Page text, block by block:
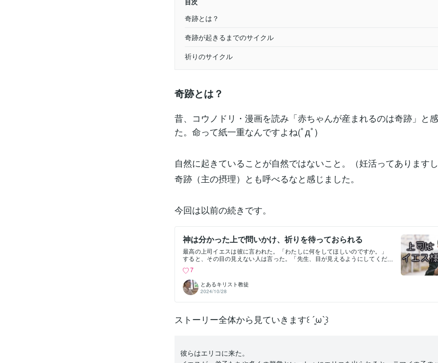
奇跡とは？
奇跡が起きるまでのサイクル
祈りのサイクル
奇跡とは？
昔、コウノドリ・漫画を読み「赤ちゃんが産まれるのは奇跡」と
た。命って紙一重なんですよね(ﾟдﾟ)
自然に起きていることが自然ではないこと。（妊活ってありますし
奇跡（主の摂理）とも呼べるなと感じました。
今回は以前の続きです。
神は分かった上で問いかけ、祈りを待っておられる
最高の上司イエスは彼に言われた。「わたしに何をしてほしいのですか。」
すると、その目の見えない人は言った。「先生、目が見えるようにしてくだ
りのイエス様に大声で叫んで来てもらい、目を癒してもらう前のセリフで
す。 前提としてイエス様は神の子であり、全知全能であられます。しか
し、イエスご自身は、彼らに自分をお任せにならなかった。すべての人を知
っていたので、人についてだれの証言も必要とされなかったからである。イ
エスは、人のうちに何があるかを知っておられたのである。ヨハネの福音
と問いました。私たちの返信（祈り）を待っておられます。すぐに答えを渡
さない。部下を成長させるために考える力を（祈り）を導き待っておられる
わたしはあなたがたを友と呼びました。なぜなら父から聞いたことをみな、
あなたがたに知らせたからです。ヨハネの福音書 15章15節大切なのは願い
7
とあるキリスト教徒
2024/10/28
ストーリー全体から見ていきます꒰ ´͈ω`͈꒱
彼らはエリコに来た。